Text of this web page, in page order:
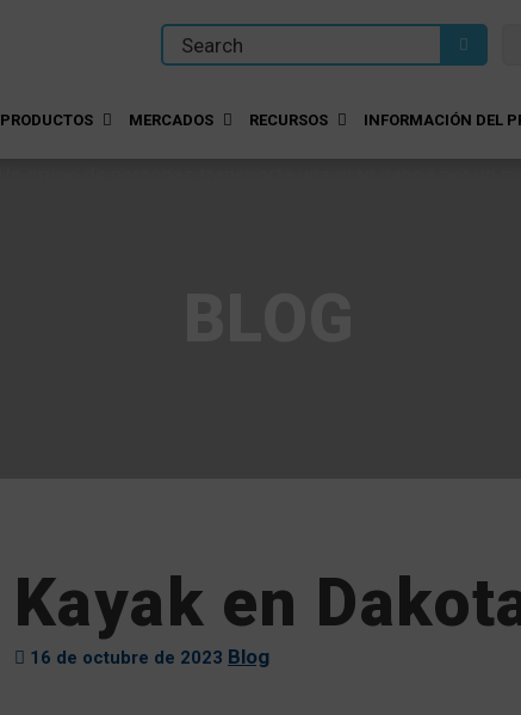
PRODUCTOS MERCADOS RECURSOS INFORMACIÓN DEL
Kayak en
16 de octubre de 2023 Blog